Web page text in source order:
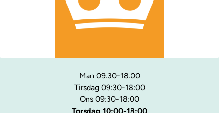
Man 09:30-18:00
Tirsdag 09:30-18:00
Ons 09:30-18:00
Torsdag 10:00-18:00